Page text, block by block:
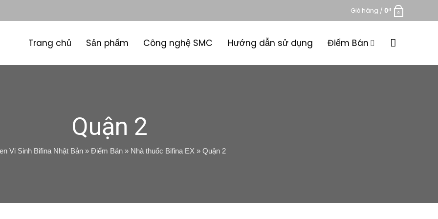
Giỏ hàng / 0₫ 0
Trang chủ Sản phẩm Công nghệ SMC Hướng dẫn sử dụng Điểm Bán
Quận 2
Vi Sinh Bifina Nhật Bản » Điểm Bán » Nhà thuốc Bifina EX » Quận 2